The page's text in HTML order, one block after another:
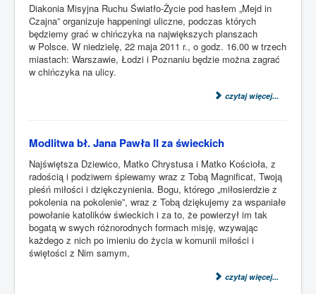
Diakonia Misyjna Ruchu Światło-Życie pod hasłem „Mejd in
Czajna” organizuje happeningi uliczne, podczas których
będziemy grać w chińczyka na największych planszach
w Polsce. W niedzielę, 22 maja 2011 r., o godz. 16.00 w trzech
miastach: Warszawie, Łodzi i Poznaniu będzie można zagrać
w chińczyka na ulicy.
czytaj więcej...
Modlitwa bł. Jana Pawła II za świeckich
Najświętsza Dziewico, Matko Chrystusa i Matko Kościoła, z
radością i podziwem śpiewamy wraz z Tobą Magnificat, Twoją
pieśń miłości i dziękczynienia. Bogu, którego „miłosierdzie z
pokolenia na pokolenie”, wraz z Tobą dziękujemy za wspaniałe
powołanie katolików świeckich i za to, że powierzył im tak
bogatą w swych różnorodnych formach misję, wzywając
każdego z nich po imieniu do życia w komunii miłości i
świętości z Nim samym,
czytaj więcej...